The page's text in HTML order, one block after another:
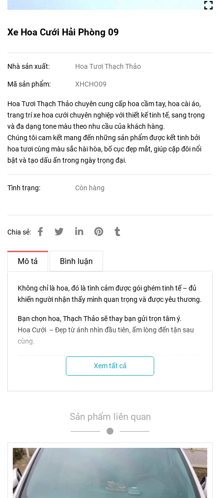
Xe Hoa Cưới Hải Phòng 09
Nhà sản xuất: Hoa Tươi Thạch Thảo
Mã sản phẩm: XHCHO09
Hoa Tươi Thạch Thảo chuyên cung cấp hoa cầm tay, hoa cài áo,
trang trí xe hoa cưới chuyên nghiệp với thiết kế tinh tế, sang trọng
và đa dạng tone màu theo nhu cầu của khách hàng.
Chúng tôi cam kết mang đến những sản phẩm được kết tinh bởi
hoa tươi cùng màu sắc hài hòa, bố cục đẹp mắt, giúp cặp đôi nổi
bật và tạo dấu ấn trong ngày trọng đại.
Tình trạng: Còn hàng
Chia sẻ:
Mô tả Bình luận
Không chỉ là hoa, đó là tình cảm được gói ghém tinh tế – đủ
khiến người nhận thấy mình quan trọng và được yêu thương.
Bạn chọn hoa, Thạch Thảo sẽ thay bạn gửi trọn tâm ý.
Hoa Cưới – Đẹp từ ánh nhìn đầu tiên, ấm lòng đến tận sau
cùng.
Xem tất cả
Sản phẩm liên quan